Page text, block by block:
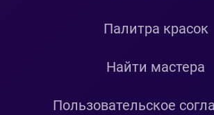
Палитра красок
Найти мастера
Пользовательское